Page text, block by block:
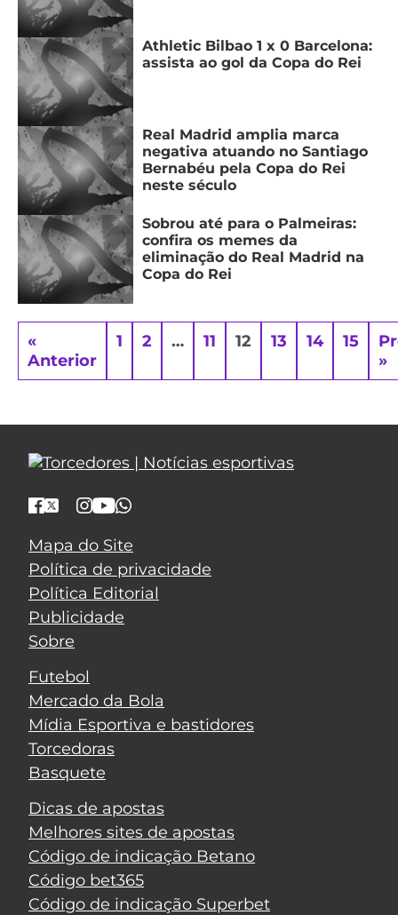
Athletic Bilbao 1 x 0 Barcelona:
assista ao gol da Copa do Rei
Real Madrid amplia marca
negativa atuando no Santiago
Bernabéu pela Copa do Rei
neste século
Sobrou até para o Palmeiras:
confira os memes da
eliminação do Real Madrid na
Copa do Rei
«
Anterior
1 2 … 11 12 13 14 15
»
Mapa do Site
Política de privacidade
Política Editorial
Publicidade
Sobre
Futebol
Mercado da Bola
Mídia Esportiva e bastidores
Torcedoras
Basquete
Dicas de apostas
Melhores sites de apostas
Código de indicação Betano
Código bet365
Código de indicação Superbet